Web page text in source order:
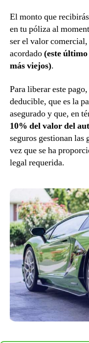
El monto que
en tu póliza al
ser el valor
acordado(este último
más viejos).
Para liberar este
deducible, que es la
asegurado y que, en
10% del valor del
seguros gestionan las
vez que se ha
legal requerida.